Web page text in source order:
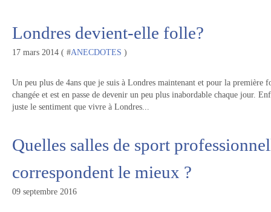
Londres devient-elle folle?
17 mars 2014 ( #ANECDOTES )
Un peu plus de 4ans que je suis à Londres maintenant et pour la première
changée et est en passe de devenir un peu plus inabordable chaque jour.
juste le sentiment que vivre à Londres...
Quelles salles de sport
correspondent le mieux ?
09 septembre 2016